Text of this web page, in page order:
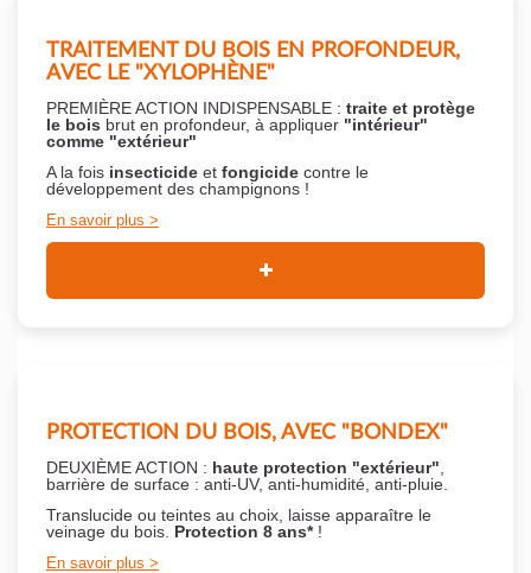
TRAITEMENT DU BOIS EN PROFONDEUR,
AVEC LE "XYLOPHÈNE"
PREMIÈRE ACTION INDISPENSABLE : traite et protège
le bois brut en profondeur, à appliquer "intérieur"
comme "extérieur"
A la fois insecticide et fongicide contre le
développement des champignons !
En savoir plus
PROTECTION DU BOIS, AVEC "BONDEX"
DEUXIÈME ACTION : haute protection "extérieur"
barrière de surface : anti-UV, anti-humidité, anti-pluie.
Translucide ou teintes au choix, laisse apparaître le
veinage du bois. Protection 8 ans*!
En savoir plus